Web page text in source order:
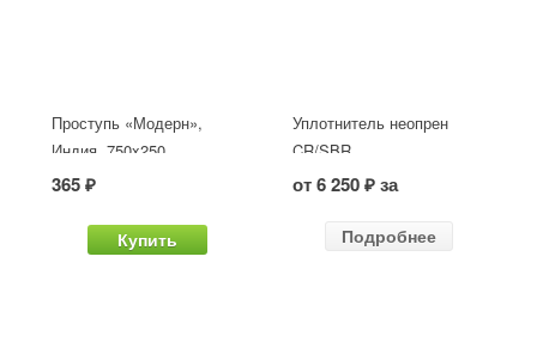
Проступь «Модерн»,
Индия, 750x250
365 ₽
Купить
Уплотнитель неопрен
CR/SBR
от 6 250 ₽ за
Подробнее